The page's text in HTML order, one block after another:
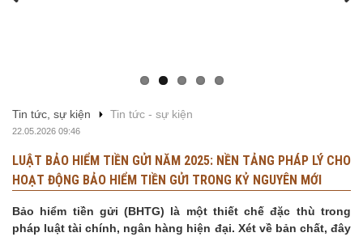
Tin tức, sự kiện Tin tức - sự kiện
22.05.2026 09:46
LUẬT BẢO HIỂM TIỀN GỬI NĂM 2025: NỀN TẢNG PHÁP LÝ CHO
HOẠT ĐỘNG BẢO HIỂM TIỀN GỬI TRONG KỶ NGUYÊN MỚI
Bảo hiểm tiền gửi (BHTG) là một thiết chế đặc thù trong
pháp luật tài chính, ngân hàng hiện đại. Xét về bản chất, đây